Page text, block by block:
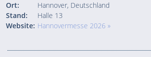
Ort:
Hannover, Deutschland
Stand:
Halle 13
Website: Hannovermesse 2026 »